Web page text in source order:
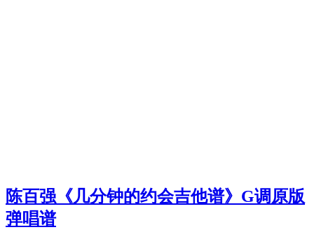
陈百强《几分钟的约会吉他谱》G调原版
弹唱谱